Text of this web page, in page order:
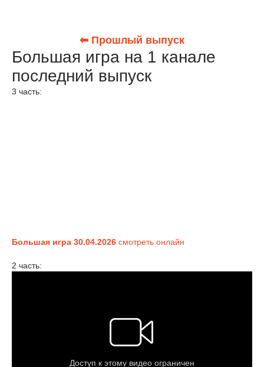
⬅ Прошлый выпуск
Большая игра на 1 канале
последний выпуск
3 часть:
Большая игра 30.04.2026 смотреть онлайн
2 часть: